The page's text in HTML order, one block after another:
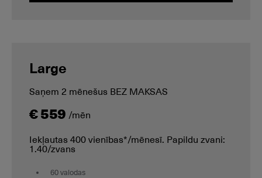
Large
Saņem 2 mēnešus BEZ MAKSAS
€ 559 /mēn
Iekļautas 400 vienības*/mēnesī. Papildu zvani:
1.40/zvans
60 valodas